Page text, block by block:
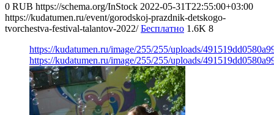
0 RUB https://schema.org/InStock 2022-05-31T22:55:00+03:00
https://kudatumen.ru/event/gorodskoj-prazdnik-detskogo-
tvorchestva-festival-talantov-2022/ Бесплатно 1.6K 8
https://kudatumen.ru/image/255/255/uploads/
https://kudatumen.ru/image/255/255/uploads/